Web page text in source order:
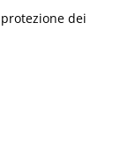
dei